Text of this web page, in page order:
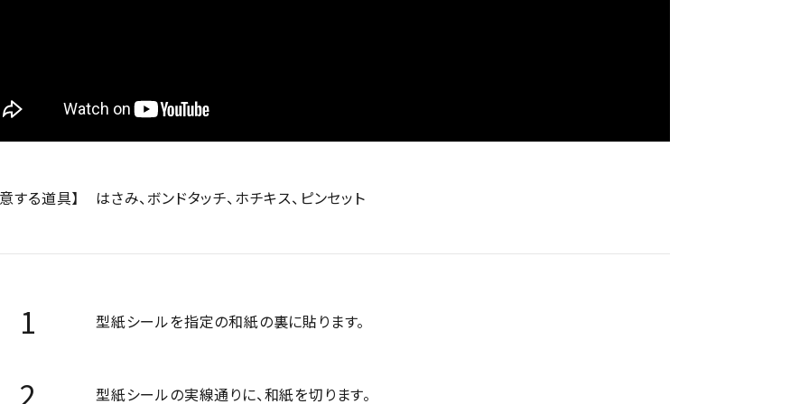
する道具】 はさみ、ボンドタッチ、ホチキス、ピンセット
型紙シールを指定の和紙の裏に貼ります。
型紙シールの実線通りに、和紙を切ります。